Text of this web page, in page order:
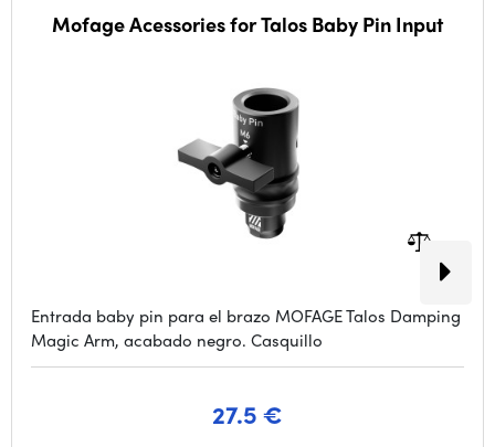
Mofage Acessories for Talos Baby Pin Input
Entrada baby pin para el brazo MOFAGE Talos Damping
Magic Arm, acabado negro. Casquillo
27.5 €